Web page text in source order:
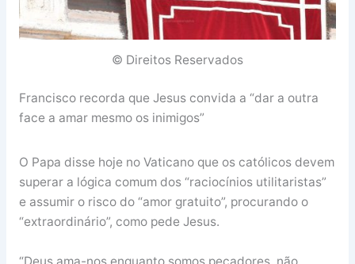
© Direitos Reservados
Francisco recorda que Jesus convida a “dar a outra
face a amar mesmo os inimigos”
O Papa disse hoje no Vaticano que os católicos devem
superar a lógica comum dos “raciocínios utilitaristas”
e assumir o risco do “amor gratuito”, procurando o
“extraordinário”, como pede Jesus.